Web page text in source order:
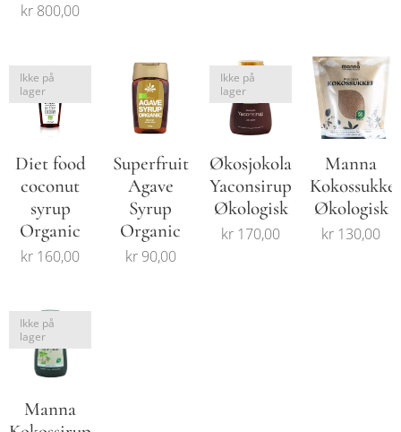
kr 800,00
Diet food
coconut
syrup
Organic
Ikke på
lager
kr 160,00
Superfruit
Agave
Syrup
Organic
kr 90,00
Økosjokolade
Yaconsirup
Økologisk
Ikke på
lager
kr 170,00
Manna
Økologisk
kr 130,00
Manna
Ikke på
lager